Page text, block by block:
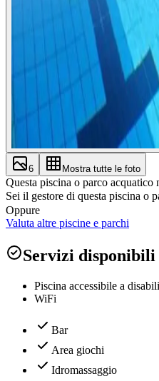
6 Mostra tutte le foto
Questa piscina o parco
Sei il gestore di questa piscina o
Oppure
Valuta altre piscine e parchi
Servizi disponibili
Piscina accessibile a disabili
WiFi
Bar
Area giochi
Idromassaggio